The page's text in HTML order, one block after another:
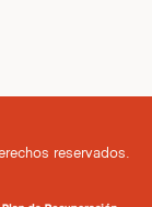
reservados.